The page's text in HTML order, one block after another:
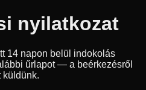
nyilatkozat
14 napon belül indokolás
űrlapot — a beérkezésről
küldünk.